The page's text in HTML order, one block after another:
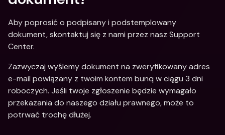
Aby poprosić o podpisany i podstemplowany
dokument, skontaktuj się z nami przez nasz Support
Center.
Zazwyczaj wyślemy dokument na zweryfikowany adres
e-mail powiązany z twoim kontem bunq w ciągu 3 dni
roboczych. Jeśli twoje zgłoszenie będzie wymagało
przekazania do naszego działu prawnego, może to
potrwać trochę dłużej.